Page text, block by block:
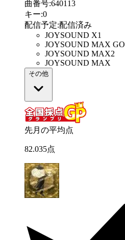
曲番号:640113
キー:0
配信予定:配信済み
JOYSOUND X1
JOYSOUND MAX GO
JOYSOUND MAX2
JOYSOUND MAX
その他
先月の平均点
82.035点